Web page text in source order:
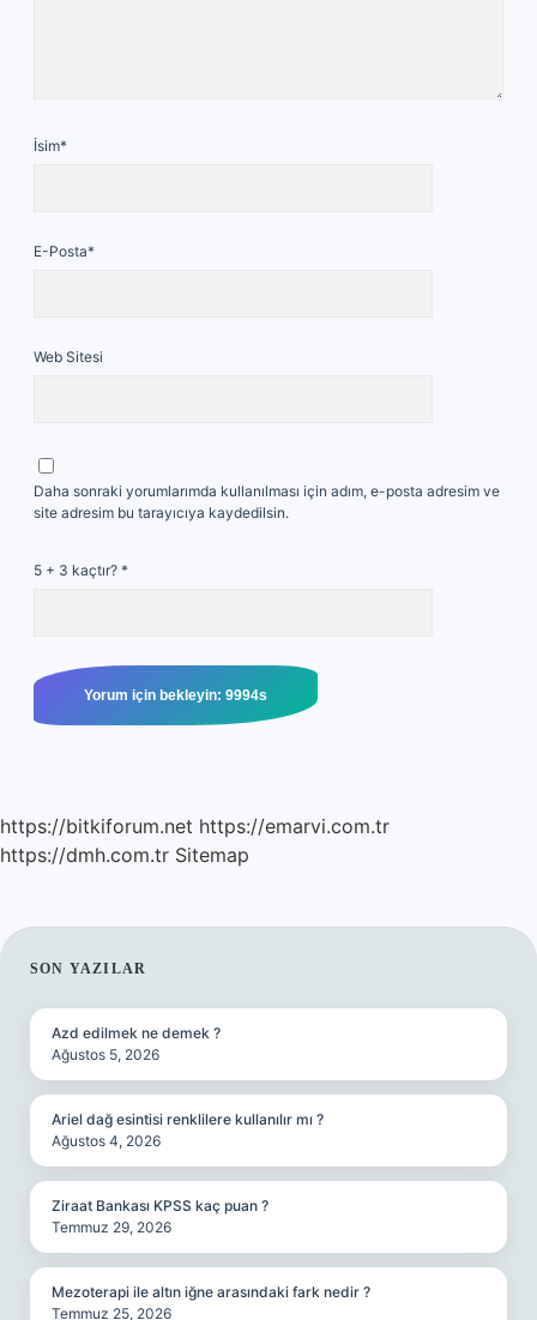
İsim*
E-Posta*
Web Sitesi
Daha sonraki yorumlarımda kullanılması için adım, e-posta adresim ve
site adresim bu tarayıcıya kaydedilsin.
5 + 3 kaçtır? *
https://bitkiforum.net https://emarvi.com.tr
https://dmh.com.tr Sitemap
SIDEBAR
SON YAZILAR
Azd edilmek ne demek ?
Ağustos 5, 2026
Ariel dağ esintisi renklilere kullanılır mı ?
Ağustos 4, 2026
Ziraat Bankası KPSS kaç puan ?
Temmuz 29, 2026
Mezoterapi ile altın iğne arasındaki fark nedir ?
Temmuz 25, 2026